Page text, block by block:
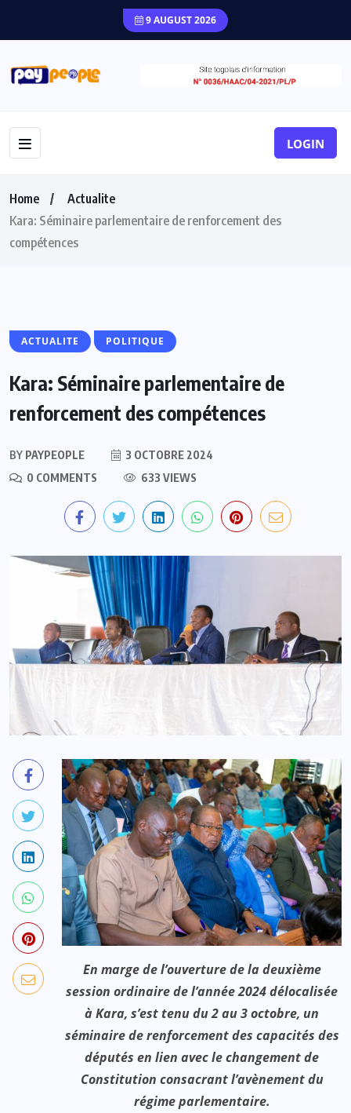
9 AUGUST 2026
LOGIN
Home
Actualite
Kara: Séminaire parlementaire de renforcement des
compétences
ACTUALITE POLITIQUE
Kara: Séminaire parlementaire de
renforcement des compétences
BY PAYPEOPLE
3 OCTOBRE 2024
0 COMMENTS
633 VIEWS
En marge de l’ouverture de la deuxième
session ordinaire de l’année 2024 délocalisée
à Kara, s’est tenu du 2 au 3 octobre, un
séminaire de renforcement des capacités des
députés en lien avec le changement de
Constitution consacrant l’avènement du
régime parlementaire.